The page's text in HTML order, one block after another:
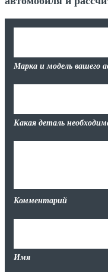
Марка и модель вашего
Какая деталь
Комментарий
Имя